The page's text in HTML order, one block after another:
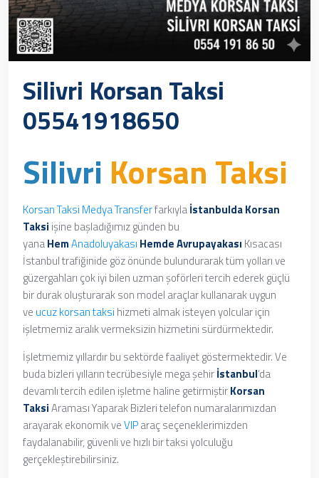
Silivri Korsan Taksi
05541918650
Silivri Korsan Taksi
Korsan Taksi Medya Transferfarkıylaİstanbulda Korsan
Taksi işine başladığımız günden bu
yanaHemAnadoluyakası HemdeAvrupayakası Kısacası
İstanbul trafiğinide göz önünde bulundurarak tüm yolları ve
güzergahları çok iyi bilen uzman şoförleri tercih ederek güçlü
bir durak oluşturarak son model araçlar kullanarak uygun
ve ucuz korsan taksi hizmeti almak isteyen yolcular için
işletmemiz aralık vermeksizin hizmetini sürdürmektedir.
İşletmemiz yıllardır bu sektörde faaliyet göstermektedir. Ve
buda bizleri yılların tecrübesiyle mega şehirİstanbul‘da
devamlı tercih edilen işletme haline getirmiştirKorsan
TaksiAraması YaparakBizleri telefon numaralarımızdan
arayarak ekonomik veVIParaç seçeneklerimizden
faydalanabilir, güvenli ve hızlı bir taksi yolculuğu
gerçekleştirebilirsiniz.